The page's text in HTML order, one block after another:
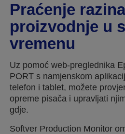
Praćenje razina
proizvodnje u
vremenu
Uz pomoć web-preglednika
PORT s namjenskom
telefon i tablet, možete
opreme pisača i upravljati
gdje.
Softver Production Monitor